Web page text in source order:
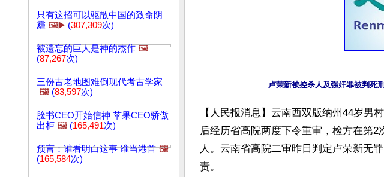
只有这招可以驱散中国的致命阴
霾 🖼️▶️ (307,309次)
被遗忘的巨人是神的杰作 🖼️
(87,267次)
三份古老地图难倒现代考古学家
🖼️ (83,597次)
脸书CEO开始信神 苹果CEO骄傲
出柜 🖼️ (165,491次)
预言：谁看明白这事 谁当港首 🖼️
(165,584次)
【人民报消息】云南西双版纳州44岁男
后经历省高院两度下令重审，检方在第2
人。云南省高院二审昨日判定卢荣新无
责。